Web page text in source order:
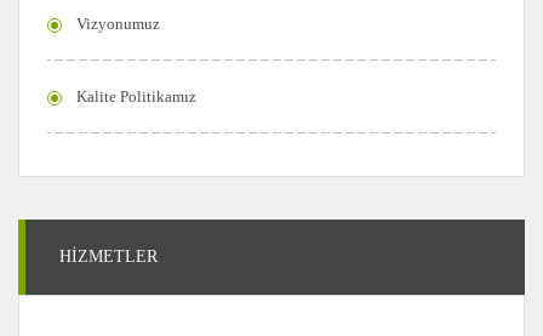
Vizyonumuz
Kalite Politikamız
HİZMETLER